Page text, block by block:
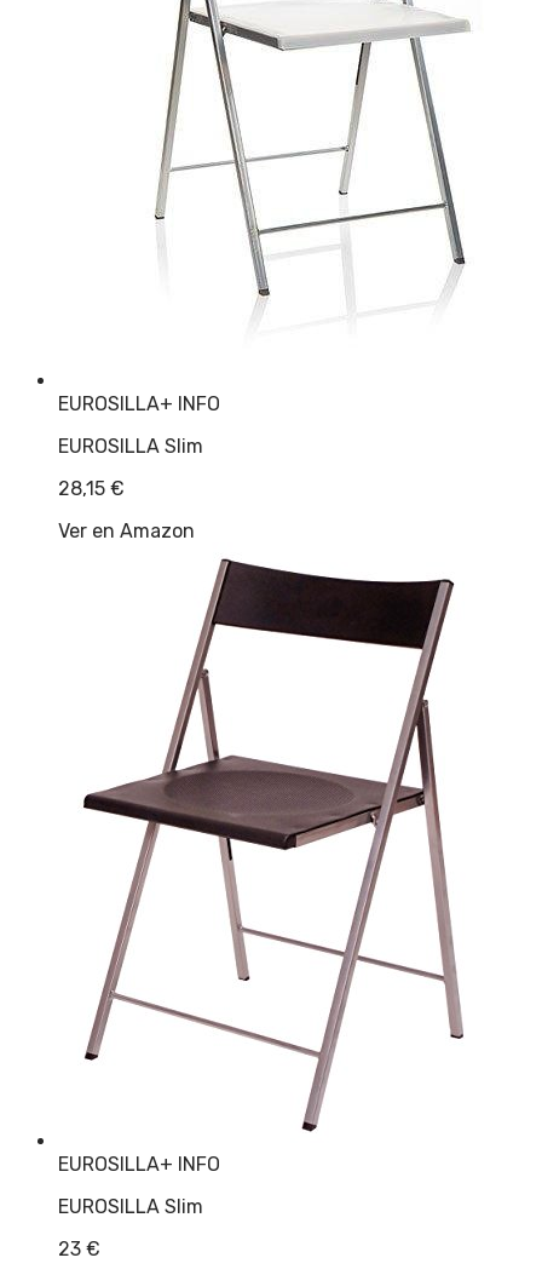
EUROSILLA+ INFO
EUROSILLA Slim
28,15 €
Ver en Amazon
EUROSILLA+ INFO
EUROSILLA Slim
23 €